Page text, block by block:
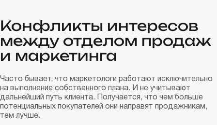
Конфликты интересов
между отделом продаж
и маркетинга
Часто бывает, что маркетологи работают исключительно
на выполнение собственного плана. И не учитывают
дальнейший путь клиента. Получается, что чем больше
потенциальных покупателей они направят продажникам,
тем лучше.